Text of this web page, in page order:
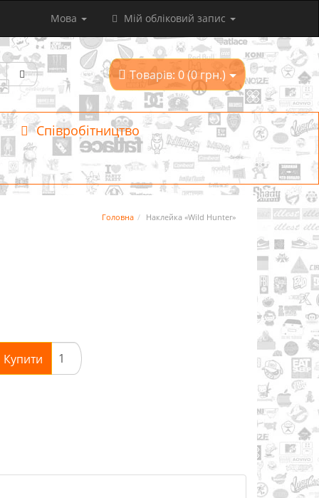
Мова Мій обліковий запис
Товарів: 0 (0 грн.)
Співробітництво
Головна Наклейка «Wild Hunter»
Купити